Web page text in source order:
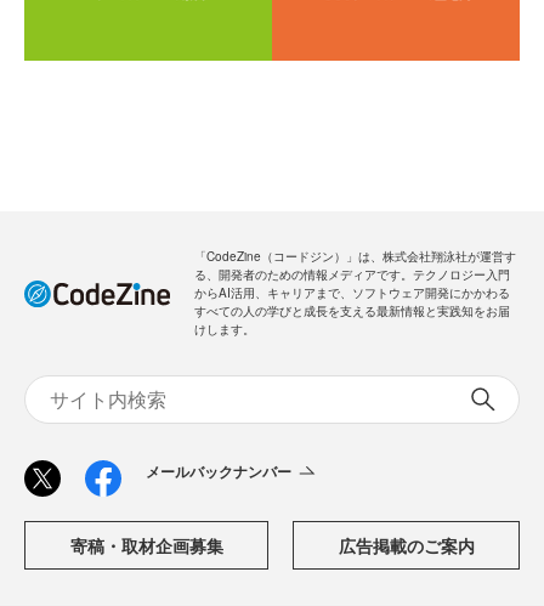
「CodeZine（コードジン）」は、株式会社翔泳社が運営す
る、開発者のための情報メディアです。テクノロジー入門
からAI活用、キャリアまで、ソフトウェア開発にかかわる
すべての人の学びと成長を支える最新情報と実践知をお届
けします。
メールバックナンバー
寄稿・取材企画募集 広告掲載のご案内